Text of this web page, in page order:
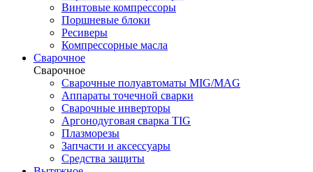
Винтовые компрессоры
Поршневые блоки
Ресиверы
Компрессорные масла
Сварочное
Сварочное
Сварочные полуавтоматы MIG/MAG
Аппараты точечной сварки
Сварочные инверторы
Аргонодуговая сварка TIG
Плазморезы
Запчасти и аксессуары
Средства защиты